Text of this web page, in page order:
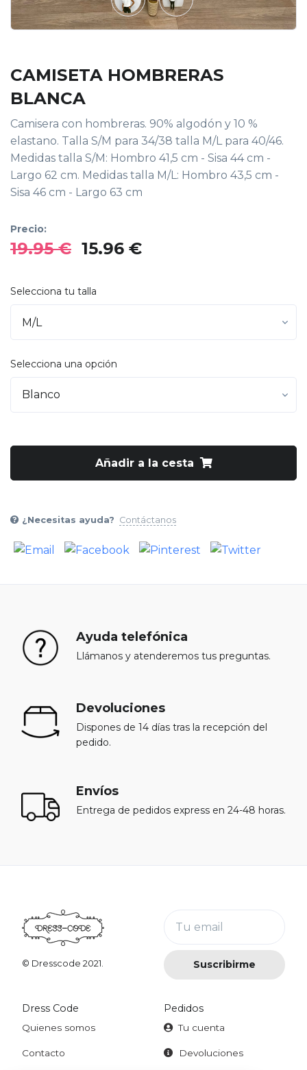
CAMISETA HOMBRERAS
BLANCA
Camisera con hombreras. 90% algodón y 10 %
elastano. Talla S/M para 34/38 talla M/L para 40/46.
Medidas talla S/M: Hombro 41,5 cm - Sisa 44 cm -
Largo 62 cm. Medidas talla M/L: Hombro 43,5 cm -
Sisa 46 cm - Largo 63 cm
Precio:
19.95 € 15.96 €
Selecciona tu talla
Selecciona una opción
Añadir a la cesta
¿Necesitas ayuda? Contáctanos
Ayuda telefónica
Llámanos y atenderemos tus preguntas.
Devoluciones
Dispones de 14 días tras la recepción del
pedido.
Envíos
Entrega de pedidos express en 24-48 horas.
© Dresscode 2021.
Tu email
Suscribirme
Dress Code
Quienes somos
Contacto
Pedidos
Tu cuenta
Devoluciones